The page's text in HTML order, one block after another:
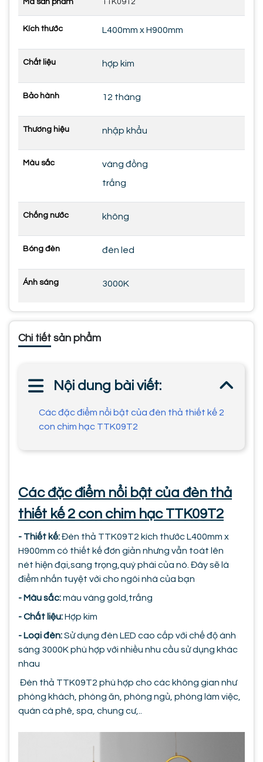
Mã sản phẩm TTK09T2
Kích thước L400mm x H900mm
Chất liệu hợp kim
Bảo hành 12 tháng
Thương hiệu nhập khẩu
Màu sắc
vàng đồng
trắng
Chống nước không
Bóng đèn đèn led
Ánh sáng 3000K
Chi tiết sản phẩm
Nội dung bài viết:
Các đặc điểm nổi bật của đèn thả thiết kế 2
con chim hạc TTK09T2
Các đặc điểm nổi bật của đèn thả
thiết kế 2 con chim hạc TTK09T2
- Thiết kế:Đèn thả TTK09T2 kích thước L400mm x
H900mm có thiết kế đơn giản nhưng vẫn toát lên
nét hiện đại,sang trọng,quý phái của nó. Đây sẽ là
điểm nhấn tuyệt vời cho ngôi nhà của bạn
- Màu sắc:màu vàng gold,trắng
- Chất liệu:Hợp kim
- Loại đèn:Sử dụng đèn LED cao cấp với chế độ ánh
sáng 3000K phù hợp với nhiều nhu cầu sử dụng khác
nhau
Đèn thả TTK09T2 phù hợp cho các không gian như
phòng khách, phòng ăn, phòng ngủ, phòng làm việc,
quán cà phê, spa, chung cư,..